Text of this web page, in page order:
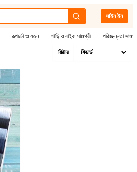
সাইন ইন
রূপচর্চা ও যত্ন গাড়ি ও বাইক সামগ্রী পরিচ্ছন্নতা
ফিল্টার